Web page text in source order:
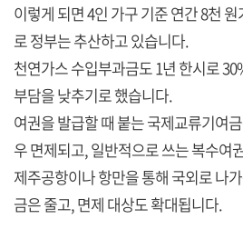
이렇게 되면 4인 가구 기준 연간 8천
로 정부는 추산하고 있습니다.
천연가스 수입부과금도 1년 한시로
부담을 낮추기로 했습니다.
여권을 발급할 때 붙는 국제교류기여
우 면제되고, 일반적으로 쓰는 복수여
제주공항이나 항만을 통해 국외로 나
금은 줄고, 면제 대상도 확대됩니다.